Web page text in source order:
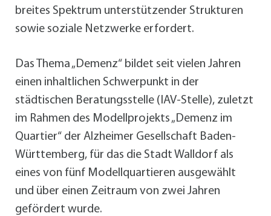
breites Spektrum unterstützender Strukturen
sowie soziale Netzwerke erfordert.
Das Thema „Demenz“ bildet seit vielen Jahren
einen inhaltlichen Schwerpunkt in der
städtischen Beratungsstelle (IAV-Stelle), zuletzt
im Rahmen des Modellprojekts „Demenz im
Quartier“ der Alzheimer Gesellschaft Baden-
Württemberg, für das die Stadt Walldorf als
eines von fünf Modellquartieren ausgewählt
und über einen Zeitraum von zwei Jahren
gefördert wurde.